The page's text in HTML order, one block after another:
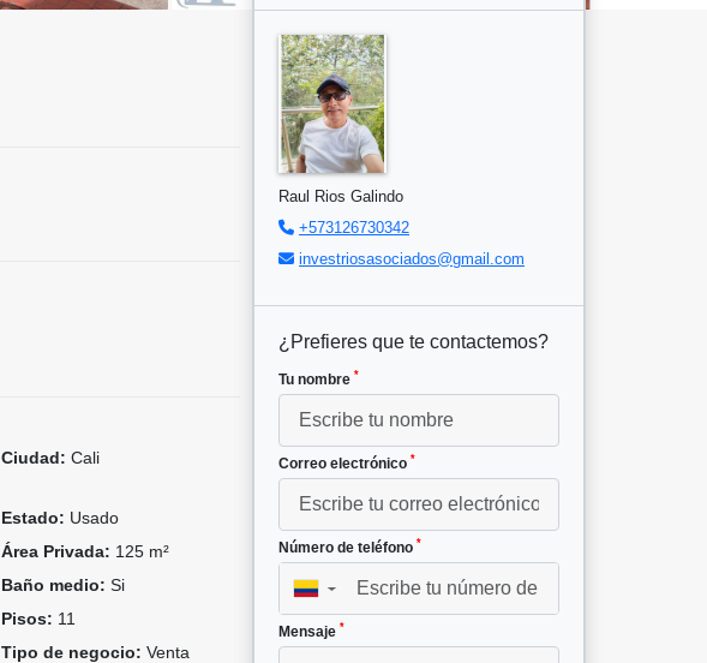
Ciudad: Cali
Estado: Usado
Área Privada: 125 m²
Baño medio: Si
Pisos: 11
Tipo de negocio: Venta
Raul Rios Galindo
+573126730342
investriosasociados@gmail.com
¿Prefieres que te contactemos?
Tu nombre *
Correo electrónico *
Número de teléfono *
▼
Mensaje *